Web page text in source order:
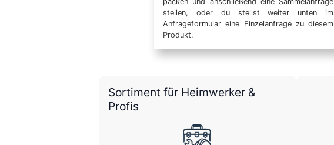
stellen, oder du stellst weiter unten im
Anfrageformular eine Einzelanfrage zu diesem
Produkt.
Sortiment für Heimwerker &
Profis